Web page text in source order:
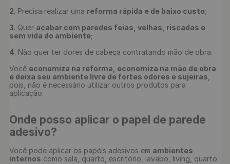
2. Precisa realizar uma reforma rápida e de baixo custo;
3. Quer acabar com paredes feias, velhas, riscadas e
sem vida do ambiente;
4. Não quer ter dores de cabeça contratando mão de obra.
Você economiza na reforma, economiza na mão de obra
e deixa seu ambiente livre de fortes odores e sujeiras
pois, não é necessário utilizar outros produtos para
Onde posso aplicar o papel de parede
adesivo?
Você pode aplicar os papéis adesivos em ambientes
internos como sala, quarto, escritório, lavabo, living, quarto